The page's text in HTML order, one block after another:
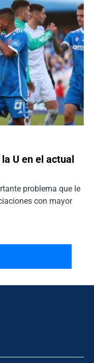
U en el actual
problema que le
con mayor